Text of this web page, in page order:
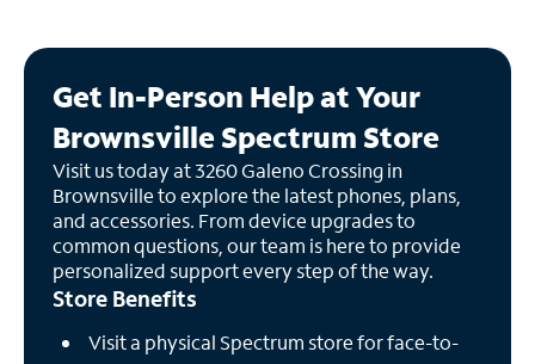
Get In-Person Help at Your
Brownsville Spectrum Store
Visit us today at 3260 Galeno Crossing in
Brownsville to explore the latest phones, plans,
and accessories. From device upgrades to
common questions, our team is here to provide
personalized support every step of the way.
Store Benefits
Visit a physical Spectrum store for face-to-